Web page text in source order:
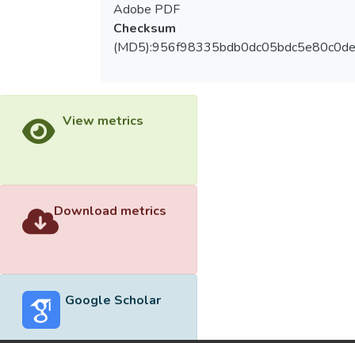
Adobe PDF
Checksum
View metrics
Download metrics
Google Scholar